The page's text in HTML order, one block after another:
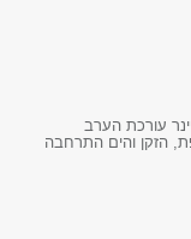
עורכת הערב
הזקן והים התרחבה